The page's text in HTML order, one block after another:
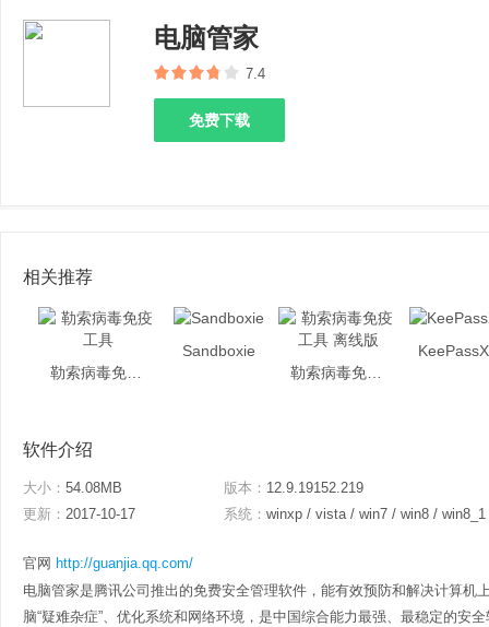
电脑管家
7.4
免费下载
相关推荐
Sandboxie
软件介绍
大小： 54.08MB 版本： 12.9.19152.219
更新： 2017-10-17 系统： winxp / vista / win7 / win8 / win8_1
官网 http://guanjia.qq.com/
电脑管家是腾讯公司推出的免费安全管理软件，能有效预防和解决计算机
脑“疑难杂症”、优化系统和网络环境，是中国综合能力最强、最稳定的安